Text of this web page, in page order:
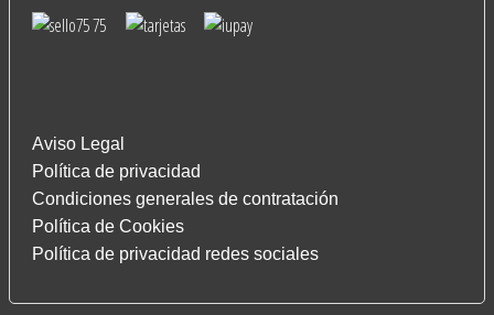
Aviso Legal
Política de privacidad
Condiciones generales de contratación
Política de Cookies
Política de privacidad redes sociales